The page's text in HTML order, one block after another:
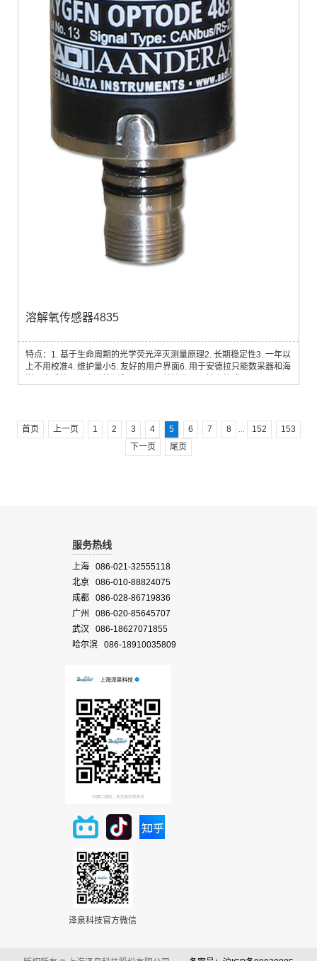
溶解氧传感器4835
特点：1. 基于生命周期的光学荧光淬灭测量原理2. 长期稳定性3. 一年以
上不用校准4. 维护量小5. 友好的用户界面6. 用于安德拉只能数采器和海
的区域4. 倾...
首页 上一页 1 2 3 4 5 6 7 8 152
153
下一页
尾页
服务热线
上海 086-021-32555118
北京 086-010-88824075
成都 086-028-86719836
广州 086-020-85645707
武汉 086-18627071855
哈尔滨 086-18910035809
泽泉科技官方微信